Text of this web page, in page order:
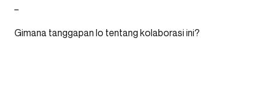
Gimana tanggapan lo tentang kolaborasi ini?